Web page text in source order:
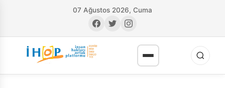
07 Ağustos 2026, Cuma